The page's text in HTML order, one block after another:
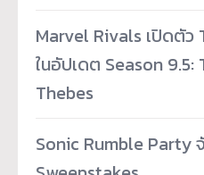
Marvel Rivals เปิดตัว
ในอัปเดต Season
Thebes
Sonic Rumble Party